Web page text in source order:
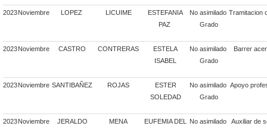
2023Noviembre LOPEZ LICUIME
ESTEFANIA
PAZ
No asimilado
Grado
Tramitacion
2023Noviembre CASTRO CONTRERAS
ESTELA
ISABEL
No asimilado
Grado
Barrer
2023Noviembre SANTIBAÑEZ ROJAS
ESTER
SOLEDAD
No asimilado
Grado
Apoyo
2023Noviembre JERALDO MENA
EUFEMIA DEL
No asimilado
Auxiliar de